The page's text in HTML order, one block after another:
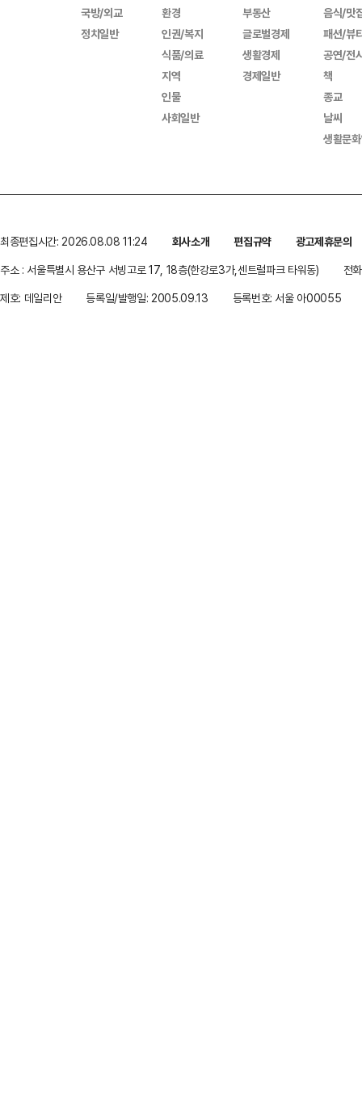
국방/외교
정치일반
환경
인권/복지
식품/의료
지역
인물
사회일반
부동산
글로벌경제
생활경제
경제일반
음식/맛
패션/뷰
공연/전
책
종교
날씨
생활문
최종편집시간: 2026.08.08 11:24 회사소개 편집규약
광고제휴문의
주소 : 서울특별시 용산구 서빙고로 17, 18층(한강로3가,센트럴파크 타워동)
전
제호: 데일리안
등록일/발행일: 2005.09.13 등록번호: 서울 아00055